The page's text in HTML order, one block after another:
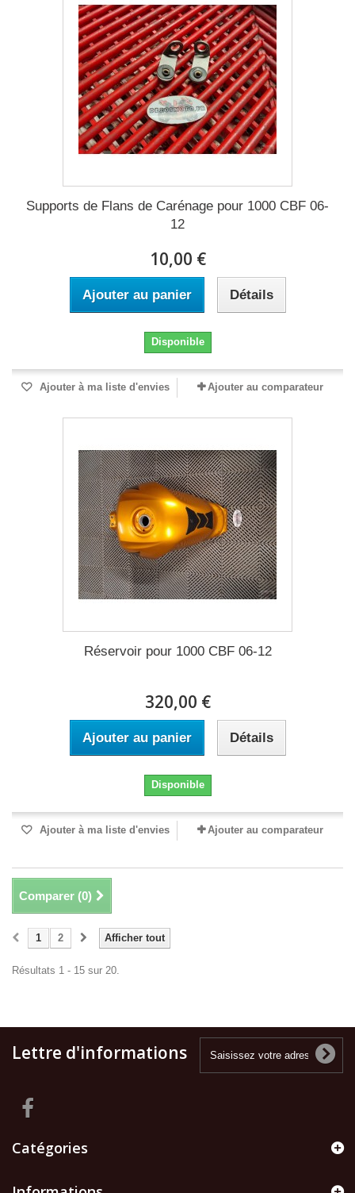
Supports de Flans de Carénage pour 1000 CBF 06-
12
10,00 €
Ajouter au panier Détails
Disponible
Ajouter à ma liste d'envies Ajouter au comparateur
Réservoir pour 1000 CBF 06-12
320,00 €
Ajouter au panier Détails
Disponible
Ajouter à ma liste d'envies Ajouter au comparateur
Comparer (0)
Afficher tout
1 2
Résultats 1 - 15 sur 20.
Lettre d'informations
Catégories